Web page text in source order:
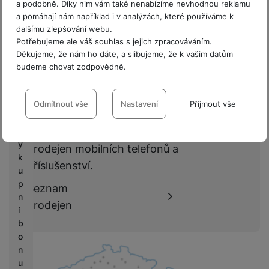
a podobně. Díky nim vám také nenabízíme nevhodnou reklamu
a pomáhají nám například i v analýzách, které používáme k
dalšímu zlepšování webu.
Potřebujeme ale váš souhlas s jejich zpracováváním.
Děkujeme, že nám ho dáte, a slibujeme, že k vašim datům
budeme chovat zodpovědně.
Nastavení souhlasů s kategoriemi
cookies
VŽDY AKTIVNÍ
Technické cookies umožňují váš průchod nákupním košíkem,
porovnávání produktů a další nezbytné funkce.
Preferenční a rozšířené funkce
Preferenční a rozšířené funkce
nastavovat znovu a abyste se s námi mohli spojit např. pomocí
chatu.
Díky těmto cookies vám práci s naším webem dokážeme ještě
Odmítnout vše Nastavení Přijmout vše
P
r
o
fi
ý
k
u
p
n
í
b
o
n
u
Recenze
Nebyla přidána žádná recenze.
Prodejny Samsung
prodejen mobilních telefonů a
příslušenství.
Seznam
prodejen